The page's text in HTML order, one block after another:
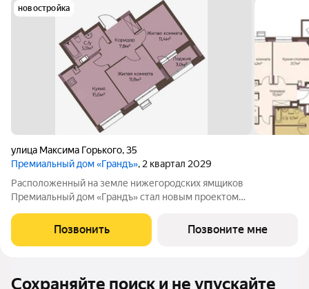
новостройка
улица Максима Горького,35
Премиальный дом «Грандъ», 2 квартал 2029
Расположенный на земле нижегородских ямщиков
Премиальный дом «Грандъ» стал новым проектом
сплелись воедино, уделяется внимание к деталям,
индивидуальному подходу и стремлению создать
Позвонить Позвоните мне
Сохраняйте поиск и не упускайте